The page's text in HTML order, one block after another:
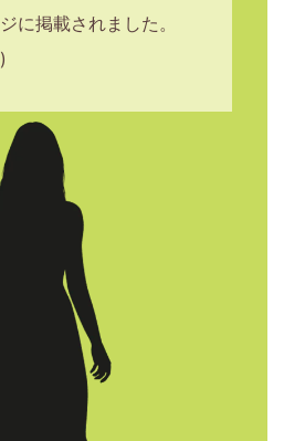
に掲載されました。